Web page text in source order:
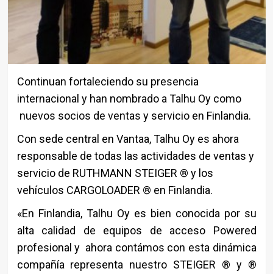
Continuan fortaleciendo su presencia
internacional y han nombrado a Talhu Oy como
nuevos socios de ventas y servicio en Finlandia.
Con sede central en Vantaa, Talhu Oy es ahora
responsable de todas las actividades de ventas y
servicio de RUTHMANN STEIGER ® y los
vehículos CARGOLOADER ® en Finlandia.
«En Finlandia, Talhu Oy es bien conocida por su
alta calidad de equipos de acceso Powered
profesional y ahora contámos con esta dinámica
compañía representa nuestro STEIGER ® y ®